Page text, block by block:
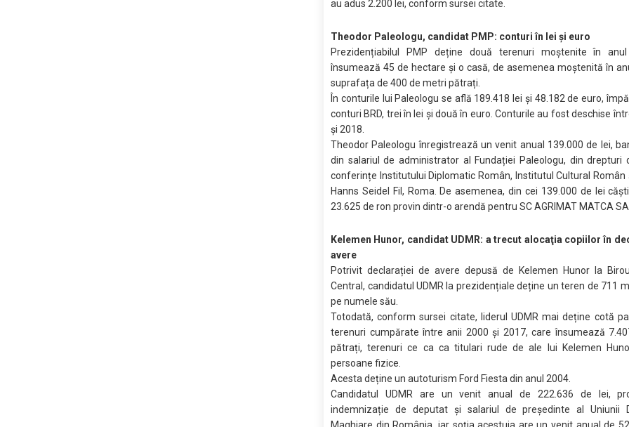
au adus 2.200 lei, conform sursei citate.
Theodor Paleologu, candidat PMP: conturi în lei şi euro
Prezidențiabilul PMP deține două terenuri moștenite în
însumează 45 de hectare și o casă, de asemenea moștenită în
suprafața de 400 de metri pătrați.
În conturile lui Paleologu se află 189.418 lei și 48.182 de euro,
conturi BRD, trei în lei și două în euro. Conturile au fost deschise
și 2018.
Theodor Paleologu înregistrează un venit anual 139.000 de lei,
din salariul de administrator al Fundației Paleologu, din drepturi
conferințe Institutului Diplomatic Român, Institutul Cultural Român
Hanns Seidel Fil, Roma. De asemenea, din cei 139.000 de lei
23.625 de ron provin dintr-o arendă pentru SC AGRIMAT MATCA
Kelemen Hunor, candidat UDMR: a trecut alocaţia copiilor în
avere
Potrivit declarației de avere depusă de Kelemen Hunor la
Central, candidatul UDMR la prezidențiale deține un teren de 711
pe numele său.
Totodată, conform sursei citate, liderul UDMR mai deține cotă
terenuri cumpărate între anii 2000 și 2017, care însumează
pătrați, terenuri ce ca ca titulari rude de ale lui Kelemen
persoane fizice.
Acesta deține un autoturism Ford Fiesta din anul 2004.
Candidatul UDMR are un venit anual de 222.636 de lei,
indemnizație de deputat și salariul de președinte al Uniunii